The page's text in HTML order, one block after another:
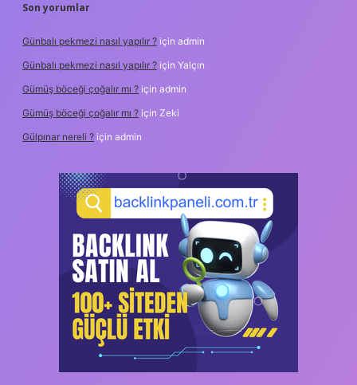
Son yorumlar
Günbalı pekmezi nasıl yapılır ? için admin
Günbalı pekmezi nasıl yapılır ? için Yalçın
Gümüş böceği çoğalır mı ? için admin
Gümüş böceği çoğalır mı ? için Zeki
Gülpınar nereli ? için admin